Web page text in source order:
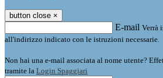
button close ×
E-mail Verrà
all'indirizzo indicato con le istruzioni necessarie.
Non hai una e-mail associata al nome utente?
tramite la Login Spaggiari